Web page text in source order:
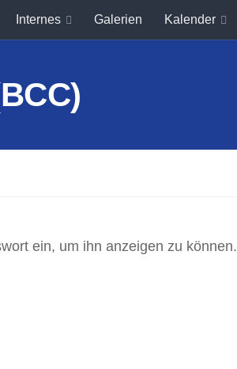
Internes Galerien Kalender
ein, um ihn anzeigen zu können.